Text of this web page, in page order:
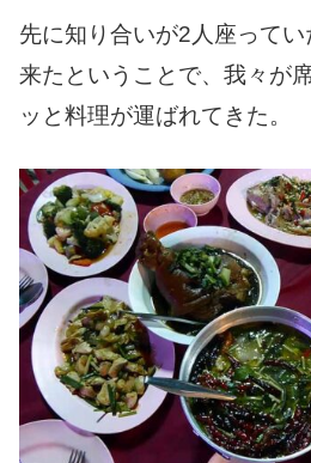
先に知り合いが2人座って
来たということで、我々が
ッと料理が運ばれてきた。